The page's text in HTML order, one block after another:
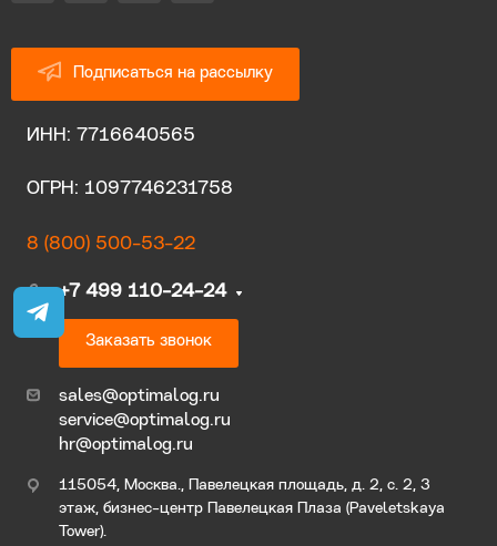
Подписаться на рассылку
ИНН: 7716640565
ОГРН: 1097746231758
8 (800) 500-53-22
+7 499 110-24-24
Заказать звонок
sales@optimalog.ru
service@optimalog.ru
hr@optimalog.ru
115054, Москва., Павелецкая площадь, д. 2, с. 2, 3
этаж, бизнес-центр Павелецкая Плаза (Paveletskaya
Tower).